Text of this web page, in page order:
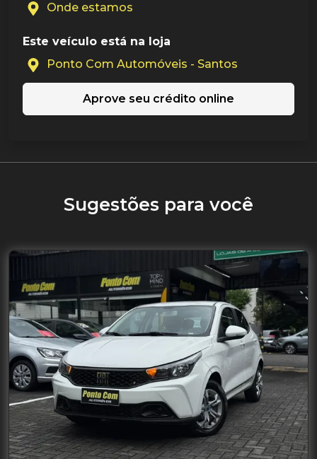
Onde estamos
Este veículo está na loja
Ponto Com Automóveis - Santos
Aprove seu crédito online
Sugestões para você